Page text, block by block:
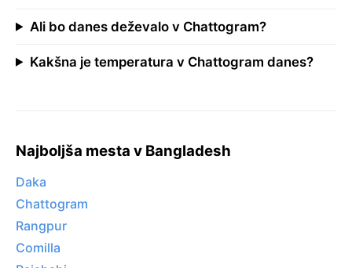
Ali bo danes deževalo v Chattogram?
Kakšna je temperatura v Chattogram danes?
Najboljša mesta v Bangladesh
Daka
Chattogram
Rangpur
Comilla